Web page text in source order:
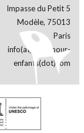
5 Impasse du Petit
Modèle, 75013
Paris
info(at)films-pour-
enfants(dot)com